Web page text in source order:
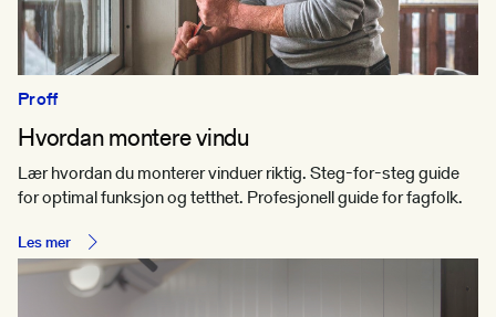
Proff
Hvordan montere vindu
Lær hvordan du monterer vinduer riktig. Steg-for-steg guide
for optimal funksjon og tetthet. Profesjonell guide for fagfolk.
Les mer